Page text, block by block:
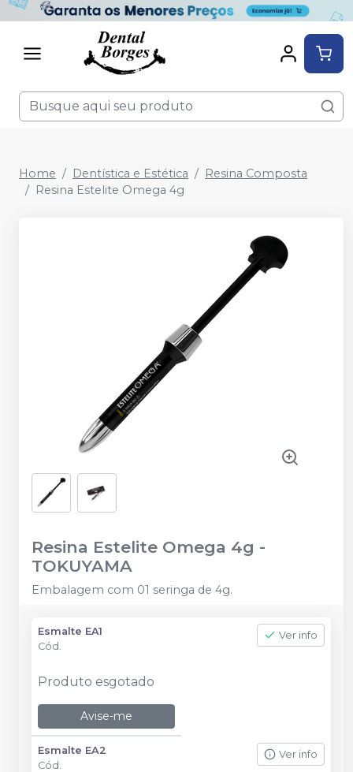
Home Dentística e Estética
Resina Composta
Resina Estelite Omega 4g
Resina Estelite Omega 4g -
TOKUYAMA
Embalagem com 01 seringa de 4g.
Esmalte EA1
Cód.
Ver info
Produto esgotado
Avise-me
Esmalte EA2
Cód.
Ver info